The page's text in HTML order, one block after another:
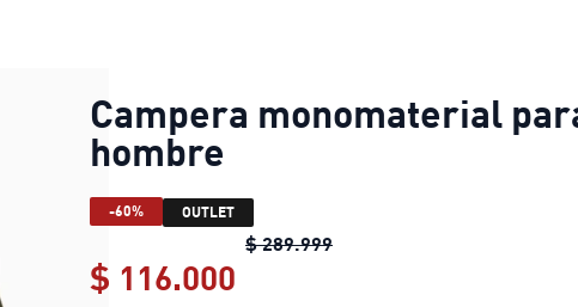
Campera monomaterial
hombre
-60% OUTLET
$ 289.999Campera monomaterial
$ 116.000